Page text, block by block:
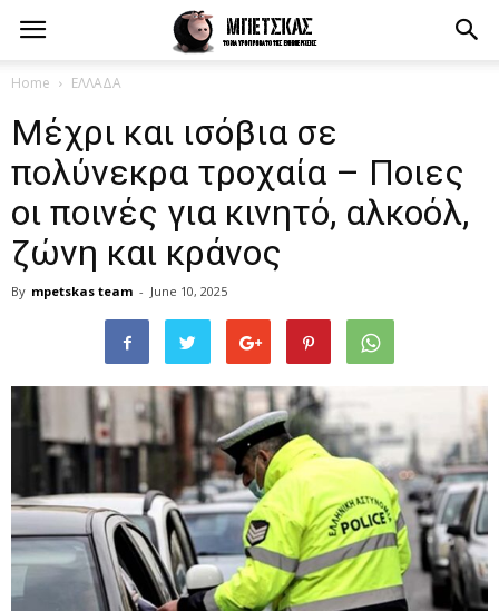
Home ΕΛΛΑΔΑ
Μέχρι και ισόβια σε
πολύνεκρα τροχαία – Ποιες
οι ποινές για κινητό, αλκοόλ,
ζώνη και κράνος
By mpetskas team - June 10, 2025